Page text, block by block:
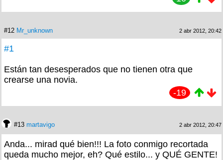
#12 Mr_unknown 2 abr 2012, 20:42
#1
Están tan desesperados que no tienen otra que
crearse una novia.
-19
#13 martavigo 2 abr 2012, 20:47
Anda... mirad qué bien!!! La foto conmigo recortada
queda mucho mejor, eh? Qué estilo... y QUÉ GENTE!